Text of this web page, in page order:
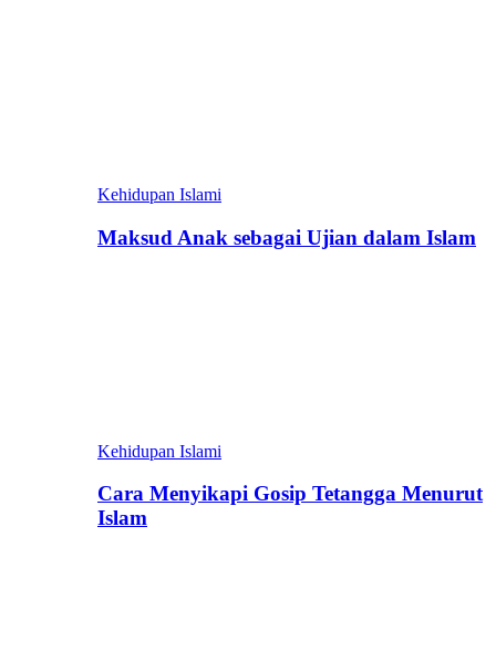
Kehidupan Islami
Maksud Anak sebagai Ujian dalam Islam
Kehidupan Islami
Cara Menyikapi Gosip Tetangga Menurut
Islam